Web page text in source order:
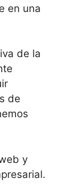
en una
de la
de
y